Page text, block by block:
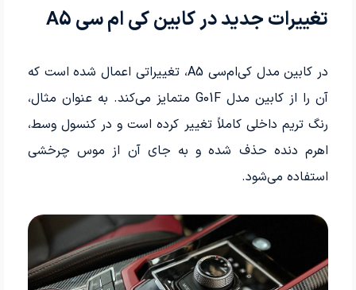
تغییرات جدید در کابین کی ام سی A5
در کابین مدل کی‌ام‌سی A5، تغییراتی اعمال شده است که
آن را از کابین مدل G01F متمایز می‌کند. به عنوان مثال،
رنگ تریم داخلی کاملاً تغییر کرده است و در کنسول وسط،
اهرم دنده حذف شده و به جای آن از موس چرخشی
استفاده می‌شود.